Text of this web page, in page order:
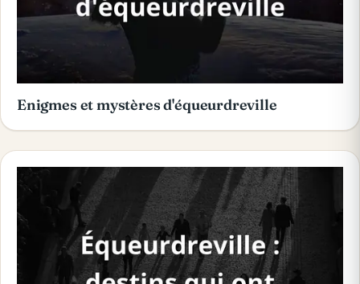
Enigmes et mystères d'équeurdreville